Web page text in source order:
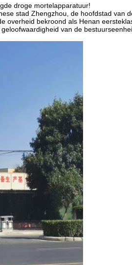
droge mortelapparatuur!
stad Zhengzhou, de hoofdstad van
overheid bekroond als Henan
van de